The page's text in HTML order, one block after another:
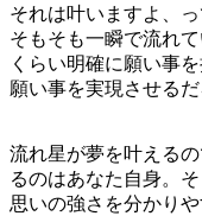
それは叶いますよ、
そもそも一瞬で流れ
くらい明確に願い事
願い事を実現させる
流れ星が夢を叶える
るのはあなた自身。
思いの強さを分かり